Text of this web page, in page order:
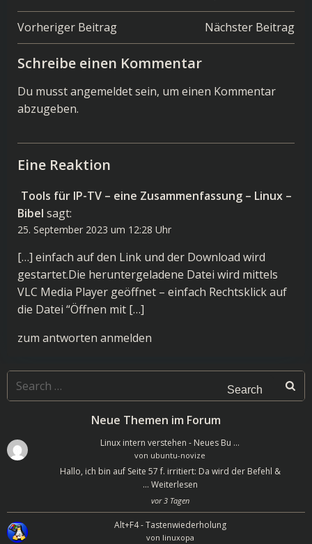
Post
navigation
Vorheriger Beitrag
Post
navigation
Nächster Beitrag
Schreibe einen Kommentar
Du musstangemeldetsein, um einen Kommentar
abzugeben.
Eine Reaktion
Tools für IP-TV – eine Zusammenfassung – Linux –
Bibel sagt:
25. September 2023 um 12:28 Uhr
[…] einfach auf den Link und der Download wird
gestartet.Die heruntergeladene Datei wird mittels
VLC Media Player geöffnet – einfach Rechtsklick auf
die Datei “Öffnen mit […]
zum antworten anmelden
Search
for:
Neue Themen im Forum
Linux intern verstehen - Neues Bu …
von ubuntu-novize
Hallo, ich bin auf Seite 57 f. irritiert: Da wird der Befehl &
… Weiterlesen
vor 3 Tagen
Alt+F4 - Tastenwiederholung
von linuxopa